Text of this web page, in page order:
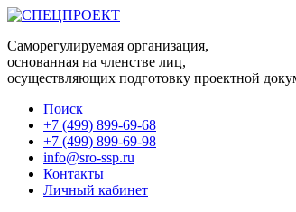
Саморегулируемая организация,
основанная на членстве лиц,
осуществляющих подготовку проектной
Поиск
+7 (499) 899-69-68
+7 (499) 899-69-98
info@sro-ssp.ru
Контакты
Личный кабинет